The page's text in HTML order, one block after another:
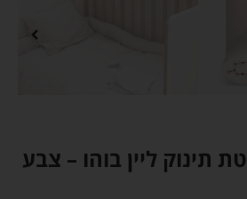
תינוק ליין בוהו – צבע